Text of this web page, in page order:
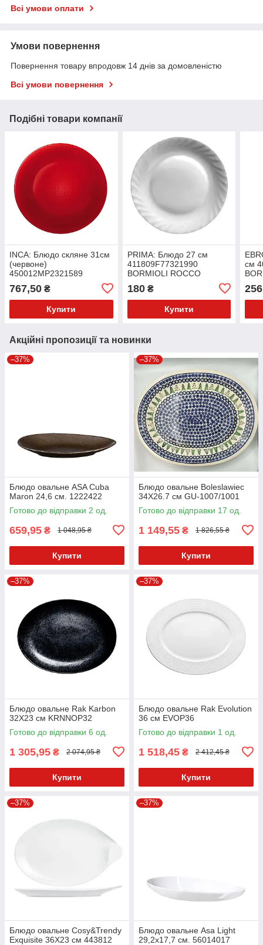
Всі умови оплати
Умови повернення
Повернення товару впродовж 14 днів за домовленістю
Всі умови повернення
Подібні товари компанії
INCA: Блюдо скляне 31см
(червоне)
450012MP2321589
767,50 ₴
Купити
PRIMA: Блюдо 27 см
411809F77321990
BORMIOLI ROCCO
180₴
Купити
см
Акційні пропозиції та новинки
–37%
Блюдо овальне ASA Cuba
Maron 24,6 см. 1222422
Готово до відправки 2 од.
659,95 ₴ 1 048,95 ₴
Купити
–37%
Блюдо овальне Boleslawiec
34X26.7 см GU-1007/1001
Готово до відправки 17 од.
1 149,55 ₴ 1 826,55 ₴
Купити
–37%
Блюдо овальне Rak Karbon
32X23 см KRNNOP32
Готово до відправки 6 од.
1 305,95 ₴ 2 074,95 ₴
Купити
–37%
Блюдо овальне Rak Evolution
36 см EVOP36
Готово до відправки 1 од.
1 518,45 ₴ 2 412,45 ₴
Купити
–37%
Блюдо овальне Cosy&Trendy
Exquisite 36Х23 см 443812
–37%
Блюдо овальне Asa Light
29,2x17,7 см. 56014017